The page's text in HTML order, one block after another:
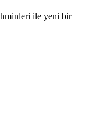
ile yeni bir